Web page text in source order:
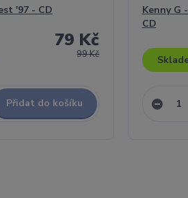
'97 - CD
99 Kč
79 Kč
Přidat do košíku
Kenny G
CD